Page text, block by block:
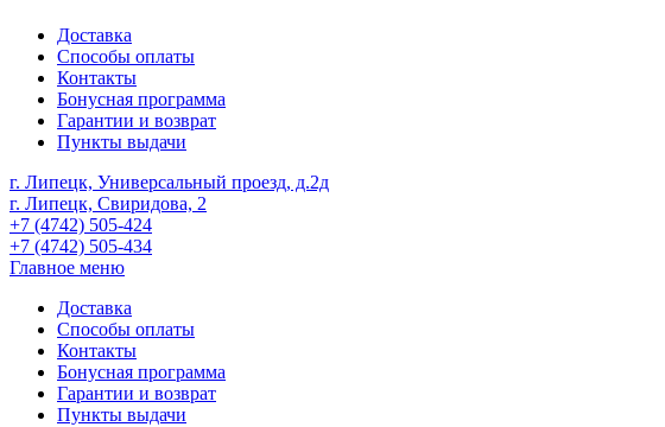
Доставка
Способы оплаты
Контакты
Бонусная программа
Гарантии и возврат
Пункты выдачи
г. Липецк, Универсальный проезд, д.2д
г. Липецк, Свиридова, 2
+7 (4742) 505-424
+7 (4742) 505-434
Главное меню
Доставка
Способы оплаты
Контакты
Бонусная программа
Гарантии и возврат
Пункты выдачи